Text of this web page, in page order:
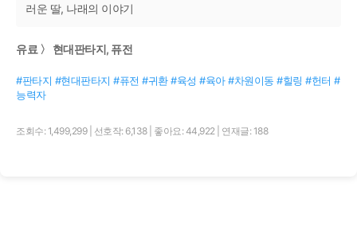
러운 딸, 나래의 이야기
유료 〉 현대판타지, 퓨전
#판타지 #현대판타지 #퓨전 #귀환 #육성 #육아 #차원이동 #힐링 #헌터 #
능력자
조회수: 1,499,299 선호작: 6,138 좋아요: 44,922 연재글: 188